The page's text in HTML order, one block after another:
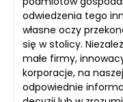
odwiedzenia tego
własne oczy
się w stolicy.
małe firmy,
korporacje, na
odpowiednie